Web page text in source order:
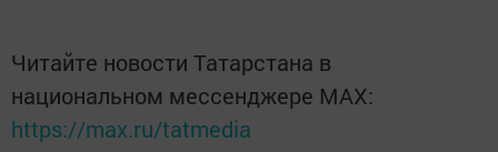
Читайте новости Татарстана в
национальном мессенджере MАХ:
https://max.ru/tatmedia